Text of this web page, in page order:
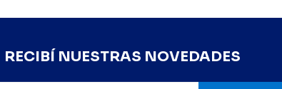
RECIBÍ NUESTRAS NOVEDADES